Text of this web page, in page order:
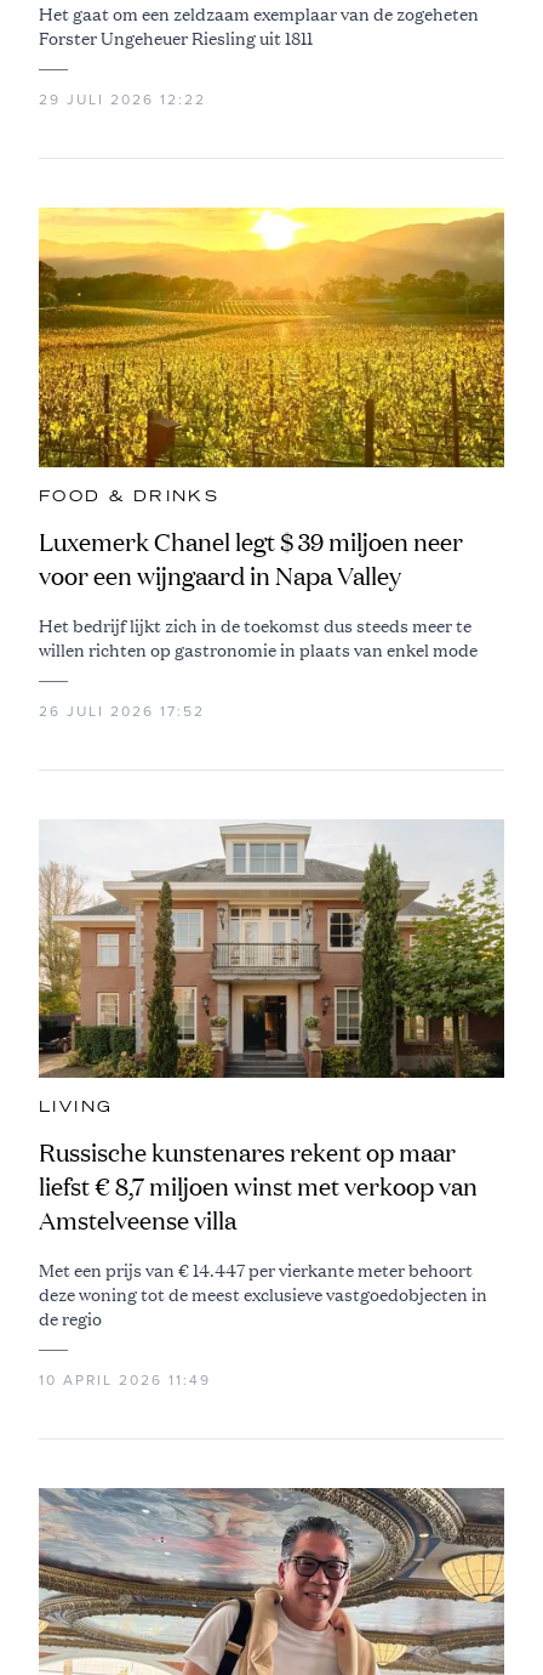
Het gaat om een zeldzaam exemplaar van de zogeheten
Forster Ungeheuer Riesling uit 1811
29 JULI 2026 12:22
FOOD & DRINKS
Luxemerk Chanel legt $ 39 miljoen neer
voor een wijngaard in Napa Valley
Het bedrijf lijkt zich in de toekomst dus steeds meer te
willen richten op gastronomie in plaats van enkel mode
26 JULI 2026 17:52
LIVING
Russische kunstenares rekent op maar
liefst € 8,7 miljoen winst met verkoop van
Amstelveense villa
Met een prijs van € 14.447 per vierkante meter behoort
deze woning tot de meest exclusieve vastgoedobjecten in
de regio
10 APRIL 2026 11:49